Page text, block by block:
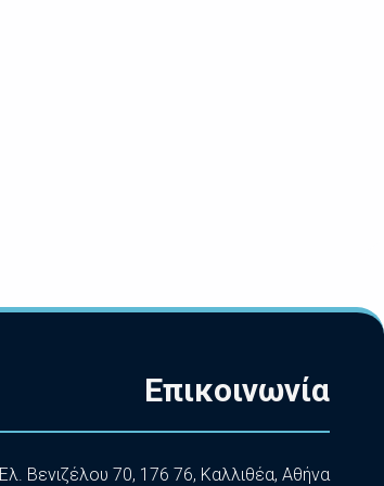
Επικοινωνία
Ελ. Βενιζέλου 70, 176 76, Καλλιθέα, Αθήνα